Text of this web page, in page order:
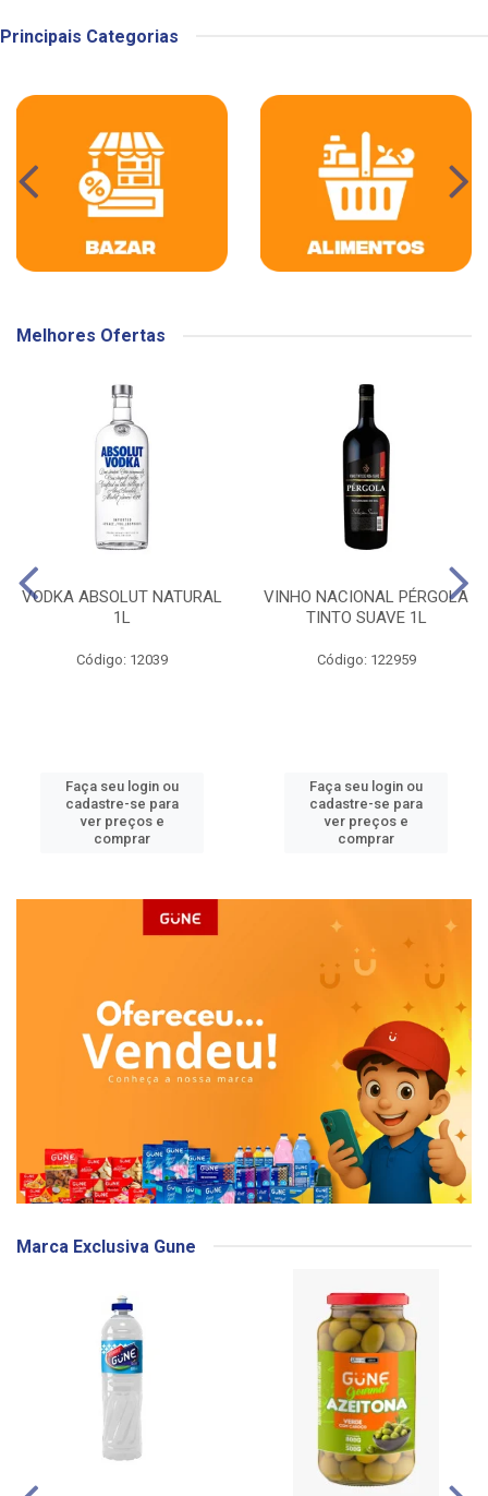
Principais Categorias
Melhores Ofertas
VODKA ABSOLUT NATURAL
1L
Código: 12039
Faça seu login ou
cadastre-se para
ver preços e
comprar
VINHO NACIONAL PÉRGOLA
TINTO SUAVE 1L
Código: 122959
Faça seu login ou
cadastre-se para
ver preços e
comprar
Marca Exclusiva Gune